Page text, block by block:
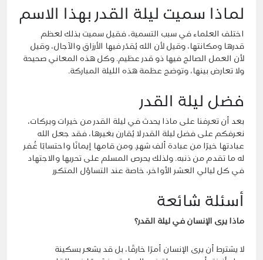
لماذا سميت ليلة القدر بهذا الاسم
اختلف العلماء في سبب التسمية، فقيل سميت بذلك لعظم
قدرها ومكانتها، وقيل لأن الله يُقدّر فيها الأرزاق والآجال، وقيل
لأن العمل الصالح فيها ذو قدر عظيم. وكل هذه المعاني صحيحة
ولا تعارض بينها، وتوضح عظمة هذه الليلة المباركة.
فضل ليلة القدر
بعد أن تعرفنا على ماذا يحدث في ليلة القدر من خيرات وبركات،
نعرفكم على فضل ليلة القدر لا يُقارن بغيرها، فقد جعل الله
عبادتها خيرًا من عبادة ألف شهر. ومن قامها إيمانًا واحتسابًا غُفر
له ما تقدم من ذنبه. ولذلك يحرص المسلم على تحريها والاجتهاد
في كل ليالي العشر الأواخر، خاصة عند التساؤل المتكرر
أسئلة شائعة
ماذا يرى الإنسان في ليلة القدر؟
لا يشترط أن يرى الإنسان أمرًا خارقًا، بل قد يشعر بسكينة